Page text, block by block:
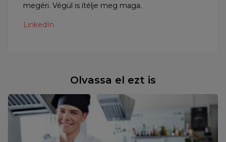
megéri. Végül is ítélje meg maga.
LinkedIn
Olvassa el ezt is